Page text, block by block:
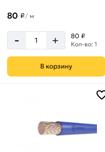
80 ₽/ м
- + 80 ₽
Кол-во: 1
В корзину